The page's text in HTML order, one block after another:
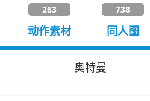
263
动作素材
738
同人图
奥特曼